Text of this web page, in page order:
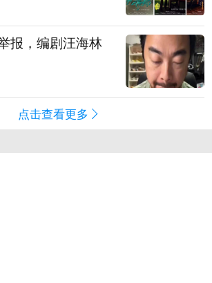
报，编剧汪海林
点击查看更多